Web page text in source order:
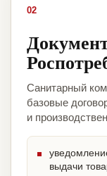
02
Санитарный
базовые
и
выдачи